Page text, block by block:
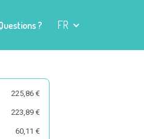
? FR
225,86 €
223,89 €
60,11 €